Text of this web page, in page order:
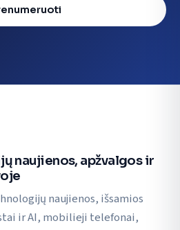
naujienos, apžvalgos ir
naujienos, išsamios
ir AI, mobilieji telefonai,